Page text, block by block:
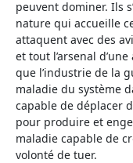
peuvent dominer. Ils
nature qui accueille
attaquent avec des
et tout l’arsenal
que l’industrie de la
maladie du système
capable de déplacer
pour produire et
maladie capable de
volonté de tuer.